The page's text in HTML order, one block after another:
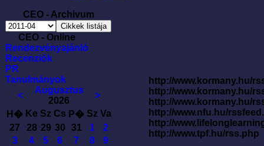
CEO - Archivum
CEO - Online
Rendezvényajánló
Recenziók
PR
Tanulmányok
<
Augusztus
2026
>
H� Ke Sz Cs P� Sz Va
27
28 29 30 31 1
2
3
4 5 6 7 8
9
http://www.kormany.hu/
http://www.kormany.hu/
http://www.kormany.hu/
http://www.nfu.hu/
http://
http://www.tpf.hu/rss.php